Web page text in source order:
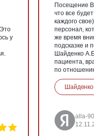
у
Посещение
что все
каждого
персонал,
же время
подсказке и
Шайденко
пациента,
по
alla-90